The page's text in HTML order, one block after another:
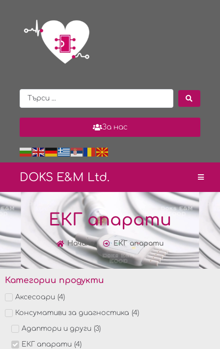
За нас
DOKS E& M Ltd.
ЕКГ апарати
Начало ЕКГ апарати
Категории продукти
Аксесоари (4)
Консумативи за диагностика (4)
Адаптори и други (3)
ЕКГ апарати (4)